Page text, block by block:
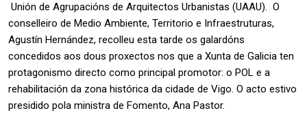
Unión de Agrupacións de Arquitectos Urbanistas (UAAU). O
conselleiro de Medio Ambiente, Territorio e Infraestruturas,
Agustín Hernández, recolleu esta tarde os galardóns
concedidos aos dous proxectos nos que a Xunta de Galicia ten
protagonismo directo como principal promotor: o POL e a
rehabilitación da zona histórica da cidade de Vigo. O acto estivo
presidido pola ministra de Fomento, Ana Pastor.